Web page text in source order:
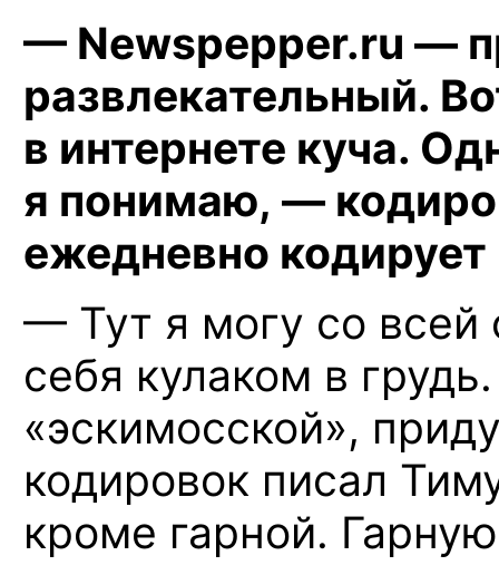
— Newspepper.ru —
развлекательный.
в интернете куча.
я понимаю, —
ежедневно кодирует
— Тут я могу со всей
себя кулаком в
«эскимосской»,
кодировок писал
кроме гарной.